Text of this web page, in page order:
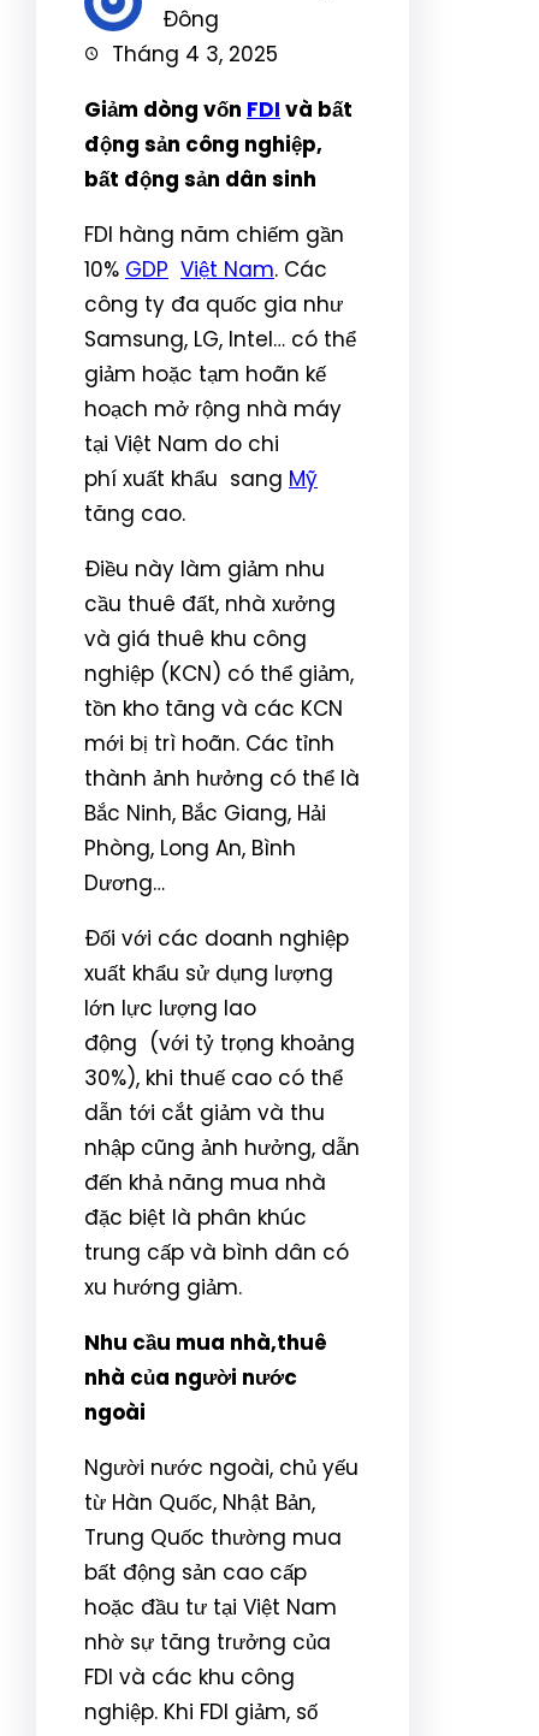
Đông
Tháng 4 3, 2025
Giảm dòng vốn FDI và bất
động sản công nghiệp,
bất động sản dân sinh
FDI hàng năm chiếm gần
10% GDP Việt Nam. Các
công ty đa quốc gia như
Samsung, LG, Intel… có thể
giảm hoặc tạm hoãn kế
hoạch mở rộng nhà máy
tại Việt Nam do chi
phí xuất khẩu sang Mỹ
tăng cao.
Điều này làm giảm nhu
cầu thuê đất, nhà xưởng
và giá thuê khu công
nghiệp (KCN) có thể giảm,
tồn kho tăng và các KCN
mới bị trì hoãn. Các tỉnh
thành ảnh hưởng có thể là
Bắc Ninh, Bắc Giang, Hải
Phòng, Long An, Bình
Dương…
Đối với các doanh nghiệp
xuất khẩu sử dụng lượng
lớn lực lượng lao
động (với tỷ trọng khoảng
30%), khi thuế cao có thể
dẫn tới cắt giảm và thu
nhập cũng ảnh hưởng, dẫn
đến khả năng mua nhà
đặc biệt là phân khúc
trung cấp và bình dân có
xu hướng giảm.
Nhu cầu mua nhà,thuê
nhà của người nước
ngoài
Người nước ngoài, chủ yếu
từ Hàn Quốc, Nhật Bản,
Trung Quốc thường mua
bất động sản cao cấp
hoặc đầu tư tại Việt Nam
nhờ sự tăng trưởng của
FDI và các khu công
nghiệp. Khi FDI giảm, số